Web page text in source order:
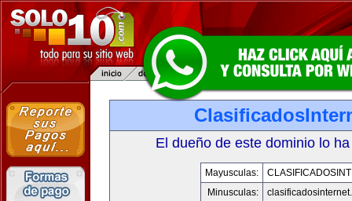
El dueño de este dominio lo
Mayusculas:
Minusculas: